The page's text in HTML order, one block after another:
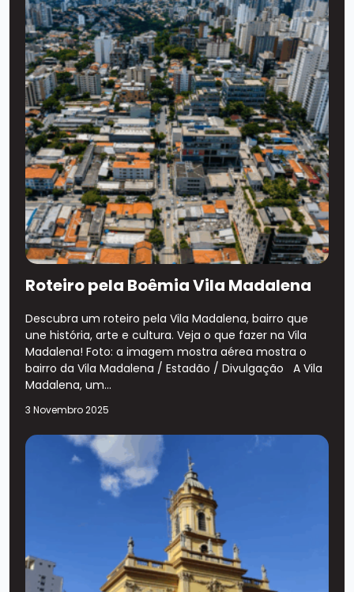
Roteiro pela Boêmia Vila Madalena
Descubra um roteiro pela Vila Madalena, bairro que
une história, arte e cultura. Veja o que fazer na Vila
Madalena! Foto: a imagem mostra aérea mostra o
bairro da Vila Madalena / Estadão / Divulgação A Vila
Madalena, um...
3 Novembro 2025